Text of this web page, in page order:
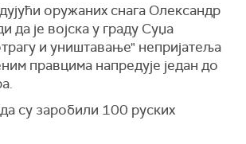
оружаних снага Олександр
да је војска у граду Суџа
и уништавање" непријатеља
правцима напредује један до
су заробили 100 руских